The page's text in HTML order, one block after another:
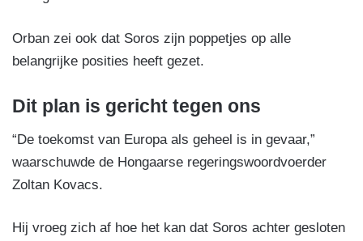
Orban zei ook dat Soros zijn poppetjes op alle
belangrijke posities heeft gezet.
Dit plan is gericht tegen ons
“De toekomst van Europa als geheel is in gevaar,”
waarschuwde de Hongaarse regeringswoordvoerder
Zoltan Kovacs.
Hij vroeg zich af hoe het kan dat Soros achter gesloten